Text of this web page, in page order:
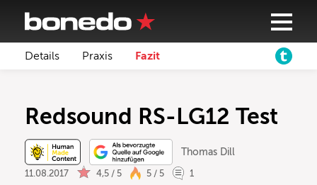
Details Praxis Fazit
Redsound RS-LG12 Test
Thomas Dill
11.08.2017 4,5 / 5 5 / 5 1